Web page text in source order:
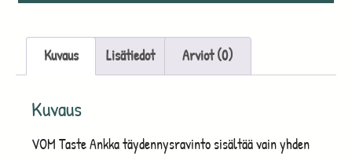
Kuvaus Lisätiedot Arviot (0)
Kuvaus
VOM Taste Ankka täydennysravinto sisältää vain yhden